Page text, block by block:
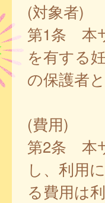
(対象者)
第1条 本
を有する
の保護者
(費用)
第2条 本
し、利用
る費用は